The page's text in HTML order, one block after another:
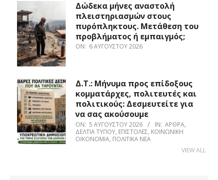
Δώδεκα μήνες αναστολή
πλειστηριασμών στους
πυρόπληκτους. Μετάθεση του
προβλήματος ή εμπαιγμός;
ON: 6 ΑΥΓΟΎΣΤΟΥ 2026
Δ.Τ.: Μήνυμα προς επίδοξους
κομματάρχες, πολιτευτές και
πολιτικούς: Δεσμευτείτε για
να σας ακούσουμε
ON: 5 ΑΥΓΟΎΣΤΟΥ 2026 IN: ΆΡΘΡΑ,
ΔΕΛΤΊΑ ΤΎΠΟΥ, ΕΠΙΣΤΟΛΈΣ, ΚΟΙΝΩΝΙΚΉ
ΟΙΚΟΝΟΜΊΑ, ΠΟΛΙΤΙΚΆ ΝΈΑ
VIEW ALL